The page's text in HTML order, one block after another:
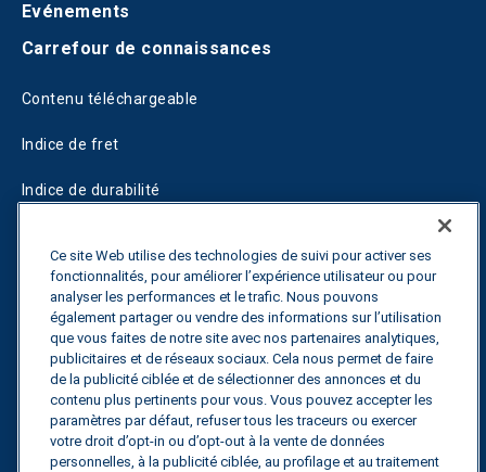
Evénements
Carrefour de connaissances
Contenu téléchargeable
Indice de fret
Indice de durabilité
Guides
Fuel Savings Calculator
Calculateur d'optimisation des transports
Suivi des tarifs
Ce site Web utilise des technologies de suivi pour activer ses
fonctionnalités, pour améliorer l’expérience utilisateur ou pour
analyser les performances et le trafic. Nous pouvons
également partager ou vendre des informations sur l’utilisation
que vous faites de notre site avec nos partenaires analytiques,
publicitaires et de réseaux sociaux. Cela nous permet de faire
de la publicité ciblée et de sélectionner des annonces et du
contenu plus pertinents pour vous. Vous pouvez accepter les
paramètres par défaut, refuser tous les traceurs ou exercer
votre droit d’opt-in ou d’opt-out à la vente de données
personnelles, à la publicité ciblée, au profilage et au traitement